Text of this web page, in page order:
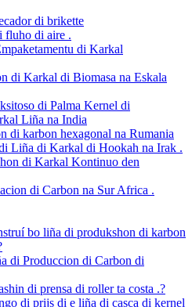
di brikette
fluho di aire .
di Karkal
di Karkal di Biomasa na Eskala
di Palma Kernel di
Liña na India
di karbon hexagonal na Rumania
Liña di Karkal di Hookah na Irak .
di Karkal Kontinuo den
di Carbon na Sur Africa .
bo liña di produkshon di karbon
di Produccion di Carbon di
di prensa di roller ta costa .?
di prijs di e liña di casca di kernel